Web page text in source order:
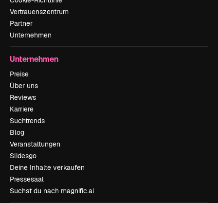
Vertrauenszentrum
Partner
Unternehmen
Unternehmen
Preise
Über uns
Reviews
Karriere
Suchtrends
Blog
Veranstaltungen
Slidesgo
Deine Inhalte verkaufen
Pressesaal
Suchst du nach magnific.ai